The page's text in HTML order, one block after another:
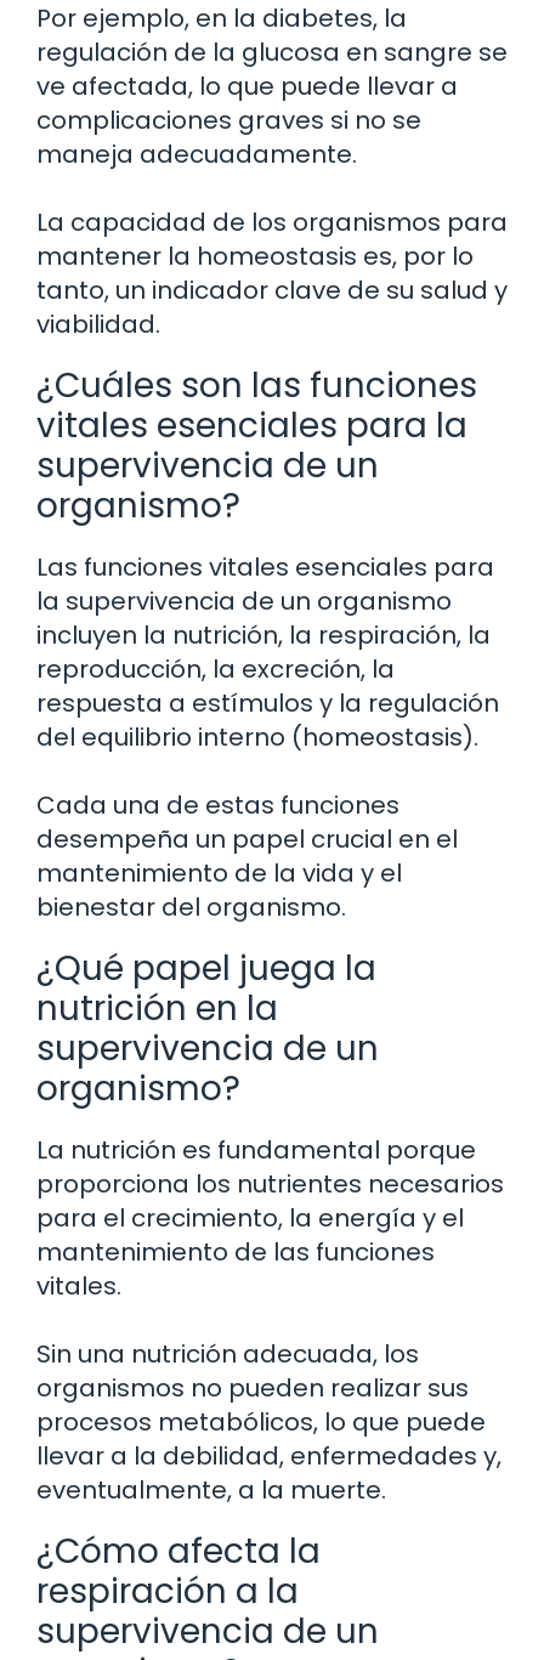
Por ejemplo, en la diabetes, la
regulación de la glucosa en sangre se
ve afectada, lo que puede llevar a
complicaciones graves si no se
maneja adecuadamente.
La capacidad de los organismos para
mantener la homeostasis es, por lo
tanto, un indicador clave de su salud y
viabilidad.
¿Cuáles son las funciones
vitales esenciales para la
supervivencia de un
organismo?
Las funciones vitales esenciales para
la supervivencia de un organismo
incluyen la nutrición, la respiración, la
reproducción, la excreción, la
respuesta a estímulos y la regulación
del equilibrio interno (homeostasis).
Cada una de estas funciones
desempeña un papel crucial en el
mantenimiento de la vida y el
bienestar del organismo.
¿Qué papel juega la
nutrición en la
supervivencia de un
organismo?
La nutrición es fundamental porque
proporciona los nutrientes necesarios
para el crecimiento, la energía y el
mantenimiento de las funciones
vitales.
Sin una nutrición adecuada, los
organismos no pueden realizar sus
procesos metabólicos, lo que puede
llevar a la debilidad, enfermedades y,
eventualmente, a la muerte.
¿Cómo afecta la
respiración a la
supervivencia de un